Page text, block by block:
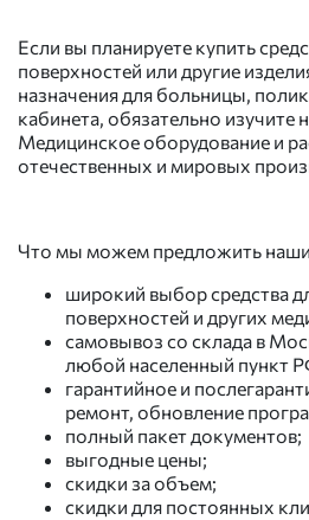
Если вы планируете купить
поверхностей или другие
назначения для больницы,
кабинета, обязательно изучите
Медицинское оборудование и
отечественных и мировых
Что мы можем предложить
широкий выбор средства
поверхностей и других
самовывоз со склада в
любой населенный пункт
гарантийное и
ремонт, обновление
полный пакет документов;
выгодные цены;
скидки за объем;
скидки для постоянных